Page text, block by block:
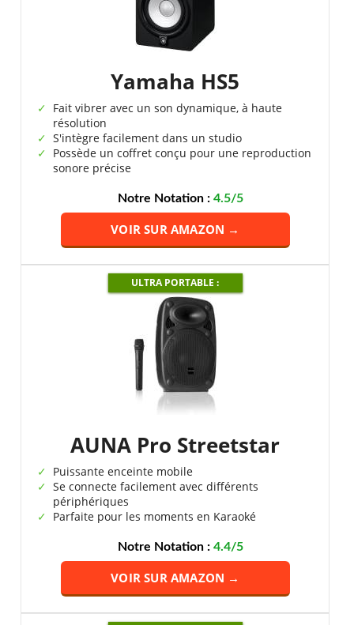
Yamaha HS5
Fait vibrer avec un son dynamique, à haute
résolution
S'intègre facilement dans un studio
Possède un coffret conçu pour une reproduction
sonore précise
Notre Notation :4.5/5
VOIR SUR AMAZON →
ULTRA PORTABLE :
AUNA Pro Streetstar
Puissante enceinte mobile
Se connecte facilement avec différents
périphériques
Parfaite pour les moments en Karaoké
Notre Notation :4.4/5
VOIR SUR AMAZON →